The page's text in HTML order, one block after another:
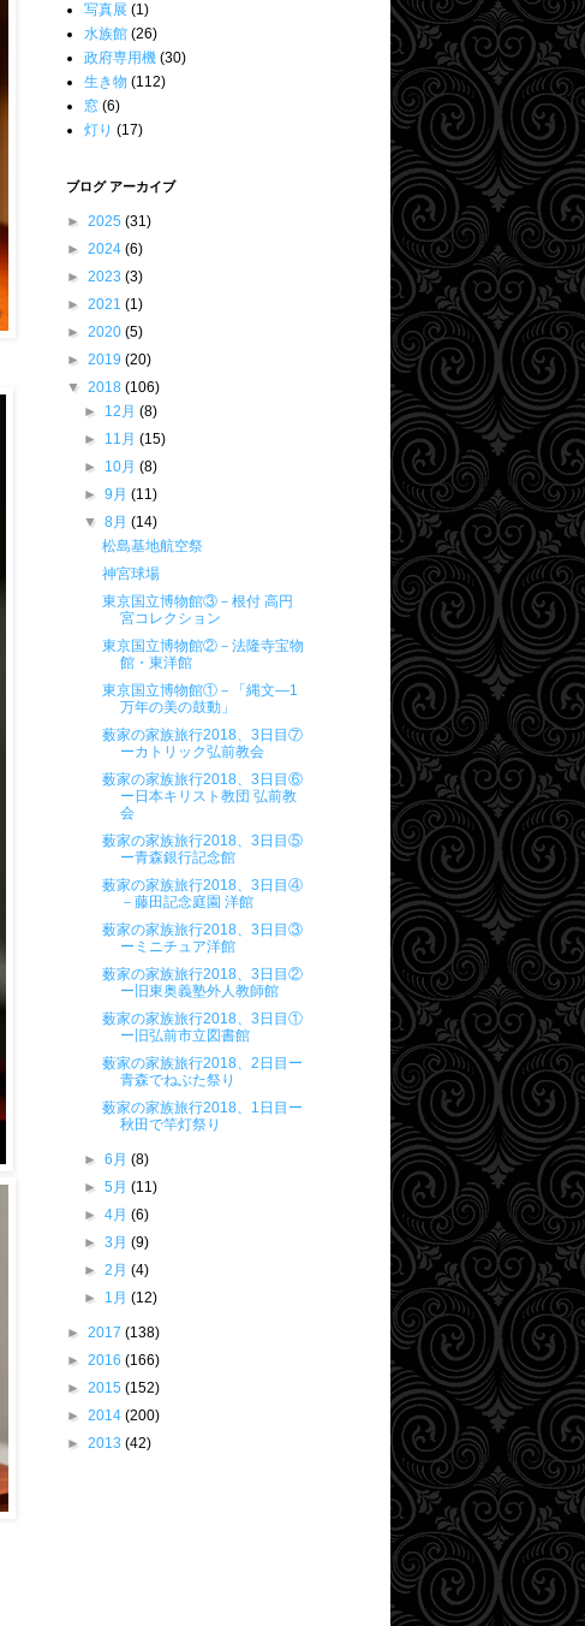
写真展 (1)
水族館 (26)
政府専用機 (30)
生き物 (112)
窓 (6)
灯り (17)
ブログ アーカイブ
► 2025 (31)
► 2024 (6)
► 2023 (3)
► 2021 (1)
► 2020 (5)
► 2019 (20)
▼ 2018 (106)
► 12月(8)
► 11月(15)
► 10月(8)
►9月(11)
▼8月(14)
松島基地航空祭
神宮球場
東京国立博物館③－根付 高円
宮コレクション
東京国立博物館②－法隆寺宝物
館・東洋館
東京国立博物館①－「縄文―1
万年の美の鼓動」
薮家の家族旅行2018、3日目⑦
ーカトリック弘前教会
薮家の家族旅行2018、3日目⑥
ー日本キリスト教団 弘前教
会
薮家の家族旅行2018、3日目⑤
ー青森銀行記念館
薮家の家族旅行2018、3日目④
－藤田記念庭園 洋館
薮家の家族旅行2018、3日目③
ーミニチュア洋館
薮家の家族旅行2018、3日目②
ー旧東奥義塾外人教師館
薮家の家族旅行2018、3日目①
ー旧弘前市立図書館
薮家の家族旅行2018、2日目ー
青森でねぶた祭り
薮家の家族旅行2018、1日目ー
秋田で竿灯祭り
►6月(8)
►5月(11)
►4月(6)
►3月(9)
►2月(4)
► 1月(12)
► 2017 (138)
► 2016 (166)
► 2015 (152)
► 2014 (200)
► 2013 (42)